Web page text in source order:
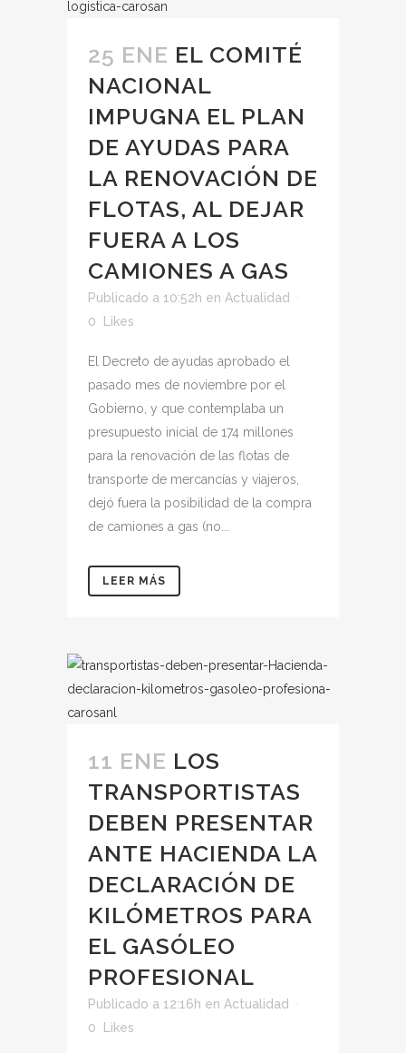
25 ENE EL COMITÉ
NACIONAL
IMPUGNA EL PLAN
DE AYUDAS PARA
LA RENOVACIÓN DE
FLOTAS, AL DEJAR
FUERA A LOS
CAMIONES A GAS
Publicado a 10:52h en Actualidad
0
Likes
El Decreto de ayudas aprobado el
pasado mes de noviembre por el
Gobierno, y que contemplaba un
presupuesto inicial de 174 millones
para la renovación de las flotas de
transporte de mercancías y viajeros,
dejó fuera la posibilidad de la compra
de camiones a gas (no...
LEER MÁS
11 ENE LOS
TRANSPORTISTAS
DEBEN PRESENTAR
ANTE HACIENDA LA
DECLARACIÓN DE
KILÓMETROS PARA
EL GASÓLEO
PROFESIONAL
Publicado a 12:16h en Actualidad
0
Likes